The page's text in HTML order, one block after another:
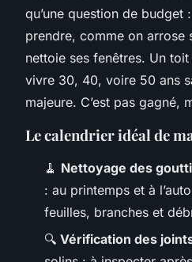
qu’une question de budget
prendre, comme on arrose
nettoie ses fenêtres. Un
vivre 30, 40, voire 50 ans
majeure. C’est pas gagné,
Le calendrier idéal de
🧹 Nettoyage des
: au printemps et à
feuilles, branches et
🔍 Vérification des